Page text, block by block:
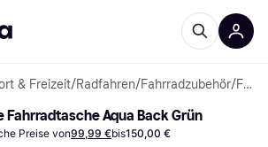
& Freizeit/Radfahren/Fahrradzubehör/ Fahrradtaschen & Körbe
Fahrradtasche Aqua Back Grün
Preise von99,99 €bis150,00 €